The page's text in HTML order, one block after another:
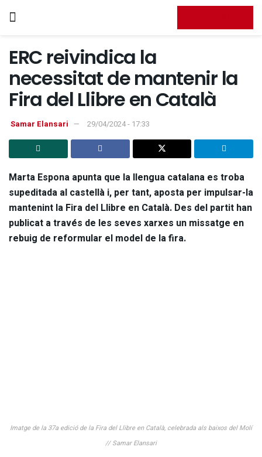
ERC reivindica la
necessitat de mantenir la
Fira del Llibre en Català
Samar Elansari 29/04/2024 - 17:33
Marta Espona apunta que la llengua catalana es troba
supeditada al castellà i, per tant, aposta per impulsar-la
mantenint la Fira del Llibre en Català. Des del partit han
publicat a través de les seves xarxes un missatge en
rebuig de reformular el model de la fira.
Imatge de la 37a edició de la Fira del Llibre en Català, celebrada als baixos del Molí
// Samar Elansari